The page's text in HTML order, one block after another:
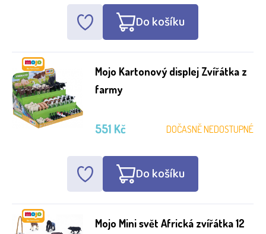
Do košíku
Mojo Kartonový displej Zvířátka z
farmy
DOČASNĚ NEDOSTUPNÉ
551 Kč
Do košíku
Mojo Mini svět Africká zvířátka 12